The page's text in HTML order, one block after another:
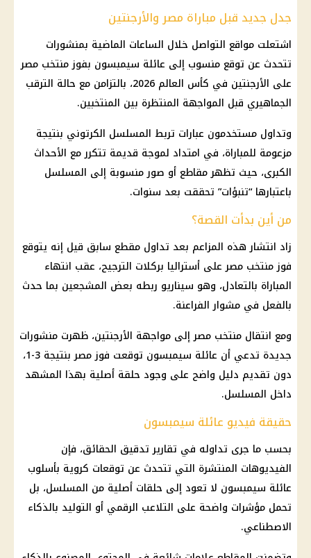
جدل جديد قبل مباراة مصر والأرجنتين
اشتعلت مواقع التواصل خلال الساعات الماضية بمنشورات
تتحدث عن توقع منسوب إلى عائلة سيمبسون بفوزمنتخب مصر
على الأرجنتين في كأس العالم
2026، بالتزامن مع حالة الترقب
الجماهيري قبل المواجهة المنتظرة بين المنتخبين.
وتداول مستخدمون عبارات تربط المسلسل الكرتوني بنتيجة
مزعومة للمباراة، في امتداد لموجة قديمة تتكرر مع الأحداث
الكبرى، حيث تظهر مقاطع أو صور منسوبة إلى المسلسل
باعتبارها “تنبؤات” تحققت بعد سنوات.
من أين بدأت القصة؟
زاد انتشار هذه المزاعم بعد تداول مقطع سابق قيل إنه يتوقع
فوز منتخب مصر على أستراليا بركلات الترجيح، عقب انتهاء
المباراة بالتعادل، وهو سيناريو ربطه بعض المشجعين بما حدث
بالفعل في مشوارالفراعنة.
ومع انتقال منتخب مصرإلى مواجهة الأرجنتين، ظهرت منشورات
جديدة تدعي أن عائلة سيمبسون توقعت فوز مصر بنتيجة 3-1،
دون تقديم دليل واضح على وجود حلقة أصلية بهذا المشهد
داخل المسلسل.
حقيقة فيديو عائلة سيمبسون
بحسب ما جرى تداوله في تقارير تدقيق الحقائق، فإن
الفيديوهات المنتشرة التي تتحدث عن توقعات كروية بأسلوب
عائلة سيمبسون لا تعود إلى حلقات أصلية من المسلسل، بل
تحمل مؤشرات واضحة على التلاعب الرقمي أو التوليد بالذكاء
الاصطناعي.